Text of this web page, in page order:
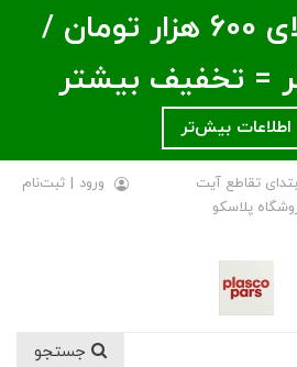
خریدهای بالای ۶00 هزار تومان /
= تخفیف بیشتر
اطلاعات بیش‌تر
تقاطع آیت
پلاسکو
ورود | ثبت‌نام